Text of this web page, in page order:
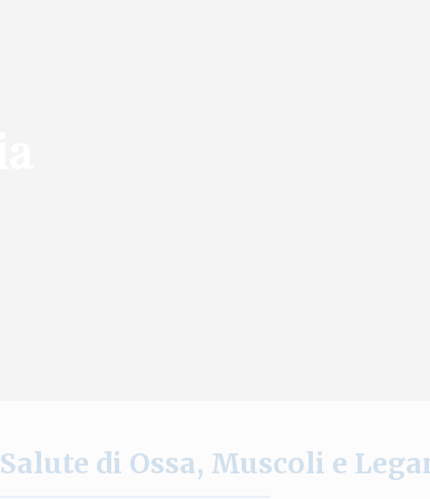
Salute di Ossa, Muscoli e